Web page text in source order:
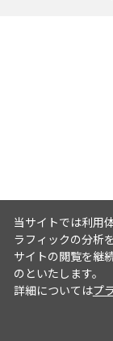
当サイトでは利用
ラフィックの分析
サイトの閲覧を継
のといたします。
詳細についてはプ